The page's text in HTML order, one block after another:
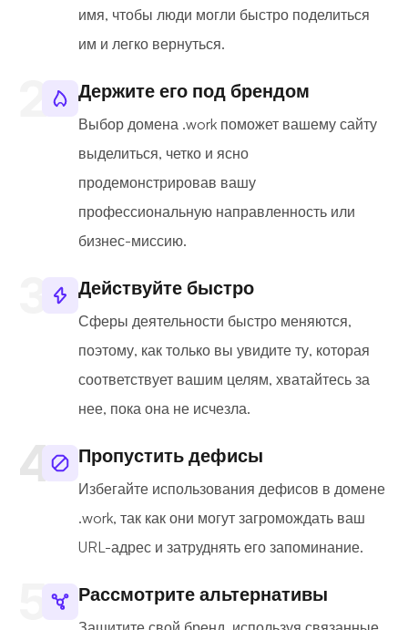
имя, чтобы люди могли быстро поделиться
им и легко вернуться.
Держите его под брендом
Выбор домена .work поможет вашему сайту
выделиться, четко и ясно
продемонстрировав вашу
профессиональную направленность или
бизнес-миссию.
Действуйте быстро
Сферы деятельности быстро меняются,
поэтому, как только вы увидите ту, которая
соответствует вашим целям, хватайтесь за
нее, пока она не исчезла.
Пропустить дефисы
Избегайте использования дефисов в домене
.work, так как они могут загромождать ваш
URL-адрес и затруднять его запоминание.
Рассмотрите альтернативы